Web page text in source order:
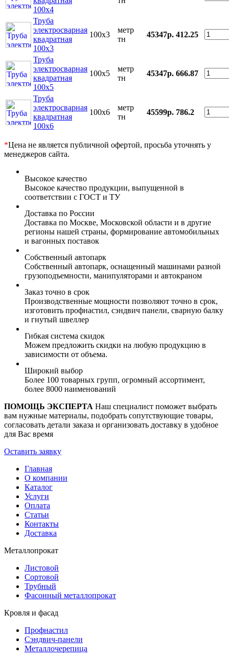
100x4
Труба
электросварная
квадратная
100x3
100x3
метр
тн
45347р. 412.25
Труба
электросварная
квадратная
100x5
100x5
метр
тн
45347р. 666.87
Труба
электросварная
квадратная
100x6
100x6
метр
тн
45599р. 786.2
*Цена не является публичной офертой, просьба уточнять у
менеджеров сайта.
Высокое качество
Высокое качество продукции, выпущенной в
соответствии с ГОСТ и ТУ
Доставка по России
Доставка по Москве, Московской области и в другие
регионы нашей страны, формирование автомобильных
и вагонных поставок
Собственный автопарк
Собственный автопарк, оснащенный машинами разной
грузоподъемности, манипуляторами и автокраном
Заказ точно в срок
Производственные мощности позволяют точно в срок,
изготовить профнастил, сэндвич панели, сварную балку
и гнутый швеллер
Гибкая система скидок
Можем предложить скидки на любую продукцию в
зависимости от объема.
Широкий выбор
Более 100 товарных групп, огромный ассортимент,
более 8000 наименований
ПОМОЩЬ ЭКСПЕРТА Наш специалист поможет выбрать
вам нужные материалы, подобрать сопутствующие товары,
согласовать детали заказа и организовать доставку в удобное
для Вас время
Оставить заявку
Главная
О компании
Каталог
Услуги
Оплата
Статьи
Контакты
Доставка
Металлопрокат
Листовой
Сортовой
Трубный
Фасонный металлопрокат
Кровля и фасад
Профнастил
Сэндвич-панели
Металлочерепица